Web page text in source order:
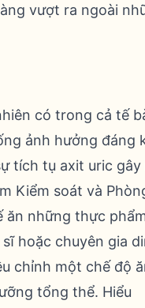
vượt ra ngoài
có trong cả tế
ảnh hưởng đáng
tích tụ axit uric gây
Kiểm soát và
ăn những thực
hoặc chuyên gia
chỉnh một chế độ
tổng thể. Hiểu